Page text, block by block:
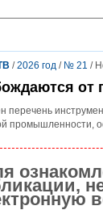
/2026 год / № 21 /
от
перечень
промышленности,